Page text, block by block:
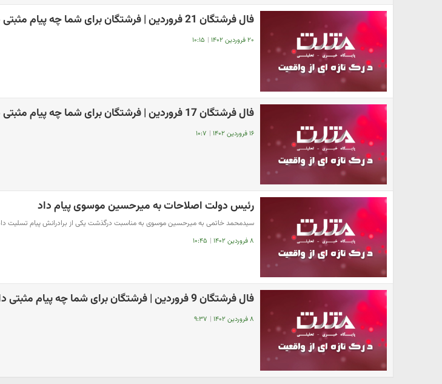
فال فرشتگان 21 فروردین | فرشتگان برای شما چه پیام مثبتی دارند؟
۲۰ فروردین ۱۴۰۲ | ۱۰:۱۵
فال فرشتگان 17 فروردین | فرشتگان برای شما چه پیام مثبتی دارند؟
۱۶ فروردین ۱۴۰۲ | ۱۰:۷
رئیس دولت اصلاحات به میرحسین موسوی پیام داد
سیدمحمد خاتمی به میرحسین موسوی به مناسبت درگذشت یکی از برادرانش پیام تسلیت
۸ فروردین ۱۴۰۲ | ۱۰:۴۵
فال فرشتگان 9 فروردین | فرشتگان برای شما چه پیام مثبتی دارند؟
۸ فروردین ۱۴۰۲ | ۹:۳۷